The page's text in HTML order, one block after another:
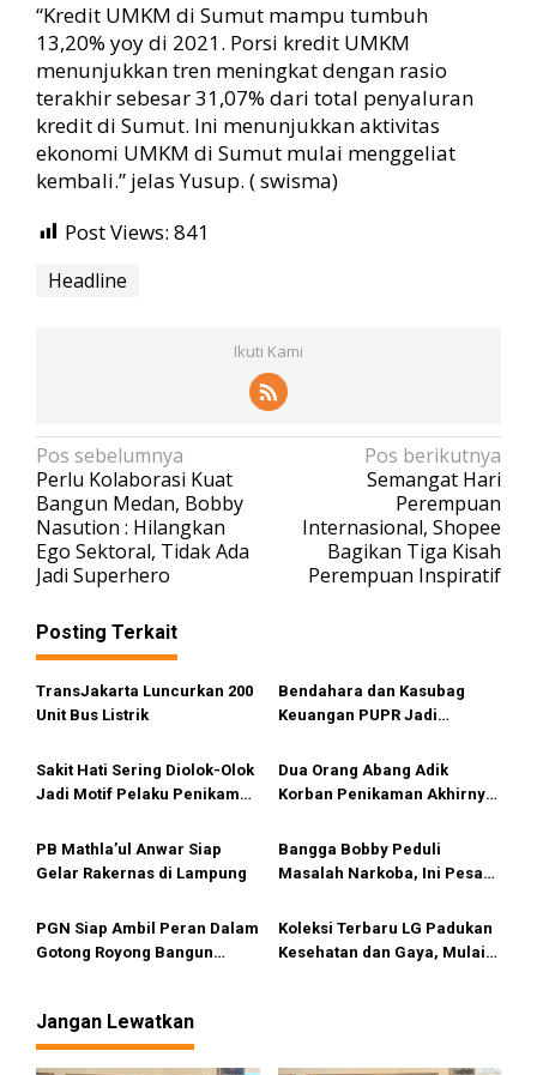
“Kredit UMKM di Sumut mampu tumbuh
13,20% yoy di 2021. Porsi kredit UMKM
menunjukkan tren meningkat dengan rasio
terakhir sebesar 31,07% dari total penyaluran
kredit di Sumut. Ini menunjukkan aktivitas
ekonomi UMKM di Sumut mulai menggeliat
kembali.” jelas Yusup. ( swisma)
Post Views: 841
Headline
Ikuti Kami
N
a
v
i
g
a
s
i
p
o
s
Pos sebelumnya
Perlu Kolaborasi Kuat
Bangun Medan, Bobby
Nasution : Hilangkan
Ego Sektoral, Tidak Ada
Jadi Superhero
Pos berikutnya
Semangat Hari
Perempuan
Internasional, Shopee
Bagikan Tiga Kisah
Perempuan Inspiratif
Posting Terkait
TransJakarta Luncurkan 200
Unit Bus Listrik
Bendahara dan Kasubag
Keuangan PUPR Jadi
Sakit Hati Sering Diolok-Olok
Jadi Motif Pelaku Penikaman
Dua Orang Abang Adik
Korban Penikaman Akhirnya
PB Mathla’ul Anwar Siap
Gelar Rakernas di Lampung
Bangga Bobby Peduli
Masalah Narkoba, Ini Pesan
PGN Siap Ambil Peran Dalam
Gotong Royong Bangun
Koleksi Terbaru LG Padukan
Kesehatan dan Gaya, Mulai
Jangan Lewatkan